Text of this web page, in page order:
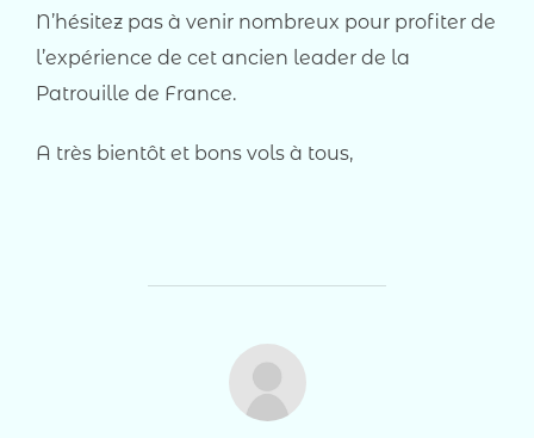
N’hésitez pas à venir nombreux pour profiter de
l’expérience de cet ancien leader de la
Patrouille de France.
A très bientôt et bons vols à tous,
AUTEUR DE LA PUBLICATION